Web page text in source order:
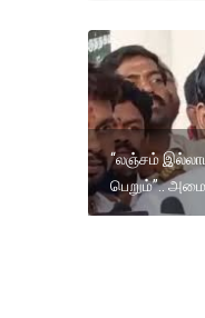
“லஞ்சம்
பெறும்”..